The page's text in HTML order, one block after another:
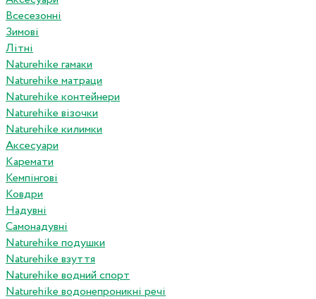
Всесезонні
Зимові
Літні
Naturehike гамаки
Naturehike матраци
Naturehike контейнери
Naturehike візочки
Naturehike килимки
Аксесуари
Каремати
Кемпінгові
Ковдри
Надувні
Самонадувні
Naturehike подушки
Naturehike взуття
Naturehike водний спорт
Naturehike водонепроникні речі